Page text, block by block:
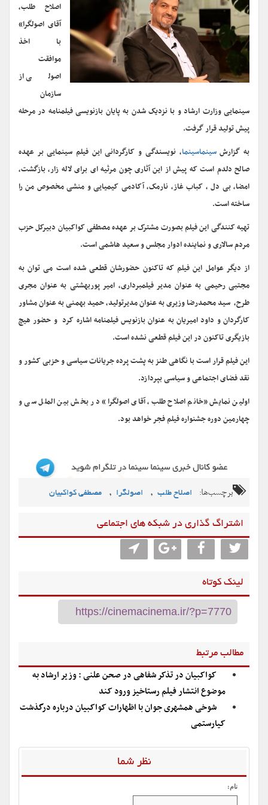
اصلاح طلب،
آقای اصولگرا»
با اخذ
موافقت
اصولی از
سازمان
سینمایی وزارت ارشاد و با نزدیک شدن به پایان بازنویسی فیلمنامه در مرحله
پیش تولید قرار گرفت.
به گزارشسینماسینما، نویسندگی و کارگردانی این فیلم سینمایی بر عهده
صالح دلدم است که پیش از این آثاری چون مرثیه ای برای لاله زار، بازگشت،
امضا، بی دل ، کباب غاز، نارمک، آکادمی کیمیایی و منشی مخصوص من را
ساخته است.
تهیه کنندگی این فیلم بصورت مشترک بر عهده مصطفی کواکبیان دبیرکل حزب
مردم سالاری و نماینده ادوار مجلس و سعید هاشمی است.
از دیگر عوامل این فیلم که تاکنون حضورشان قطعی شده است می توان به
مجتبی رحیمی به عنوان مدیر فیلمبرداری، امیر پوربهشتی به عنوان مجری
طرح، سید محمدرضا وزیری به عنوان مدیرتولید، حمید بهمنی به عنوان مشاور
کارگردان و داود امیریان به عنوان بازنویس فیلمنامه اشاره کرد و حضور هیچ
بازیگری تاکنون در این فیلم قطعی نشده است.
این فیلم قرار است با نگاهی طنز به پشت پرده جریانات سیاسی و حزبی کشور و
نقد فضای اجتماعی و سیاسی بپردازد.
اولین نمایش «خانم اصلاح طلب، آقای اصولگرا» در بخش بین الملل سی و
چهارمین دوره جشنواره فیلم فجر خواهد بود.
برچسب‌ها: اصلاح طلب , اصولگرا , مصطفی کواکبیان
اشتراگ گذاری در شبکه های اجتماعی
لینک کوتاه
مطالب مرتبط
کواکبیان در تذکر شفاهی در صحن علنی : وزیر ارشاد به
موضوع انتشار فیلم رستاخیز ورود کند
شوخی همشهری جوان با اظهارات کواکبیان درباره درگذشت
کیارستمی
نظر شما
نام: